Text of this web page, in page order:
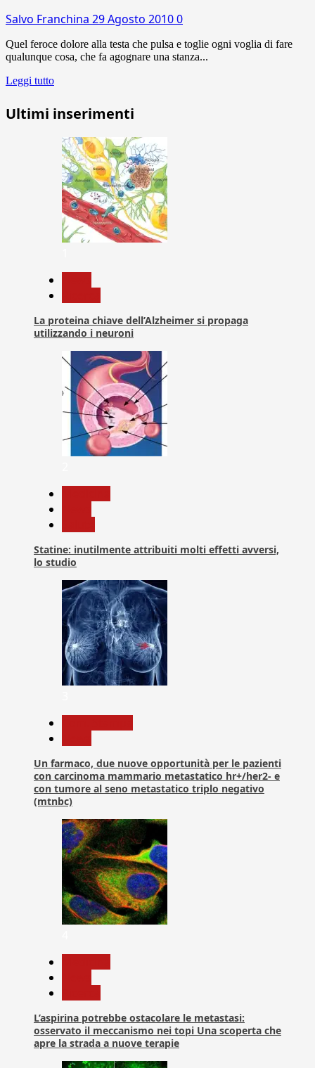
Salvo Franchina 29 Agosto 20100
Quel feroce dolore alla testa che pulsa e toglie ogni voglia di fare
qualunque cosa, che fa agognare una stanza...
Leggi tutto
Ultimi inserimenti
La proteina chiave dell’Alzheimer si propaga
utilizzando i neuroni
Statine: inutilmente attribuiti molti effetti avversi,
lo studio
Un farmaco, due nuove opportunità per le pazienti
con carcinoma mammario metastatico hr+/her2- e
con tumore al seno metastatico triplo negativo
(mtnbc)
L’aspirina potrebbe ostacolare le metastasi:
osservato il meccanismo nei topi Una scoperta che
apre la strada a nuove terapie